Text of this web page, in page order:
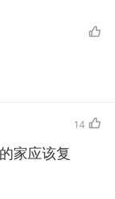
14
家应该复